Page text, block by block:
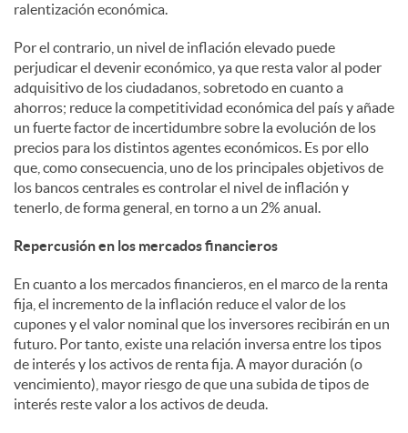
ralentización económica.
Por el contrario, un nivel de inflación elevado puede
perjudicar el devenir económico, ya que resta valor al poder
adquisitivo de los ciudadanos, sobretodo en cuanto a
ahorros; reduce la competitividad económica del país y añade
un fuerte factor de incertidumbre sobre la evolución de los
precios para los distintos agentes económicos. Es por ello
que, como consecuencia, uno de los principales objetivos de
los bancos centrales es controlar el nivel de inflación y
tenerlo, de forma general, en torno a un 2% anual.
Repercusión en los mercados financieros
En cuanto a los mercados financieros, en el marco de la renta
fija, el incremento de la inflación reduce el valor de los
cupones y el valor nominal que los inversores recibirán en un
futuro. Por tanto, existe una relación inversa entre los tipos
de interés y los activos de renta fija. A mayor duración (o
vencimiento), mayor riesgo de que una subida de tipos de
interés reste valor a los activos de deuda.